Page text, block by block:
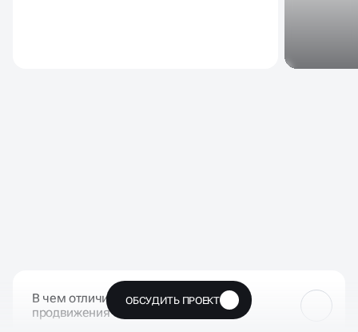
КЛИЕНТОВ
В чем отличие Яндекс.Директ от SEO
продвижения сайта?
ОБСУДИТЬ ПРОЕКТ